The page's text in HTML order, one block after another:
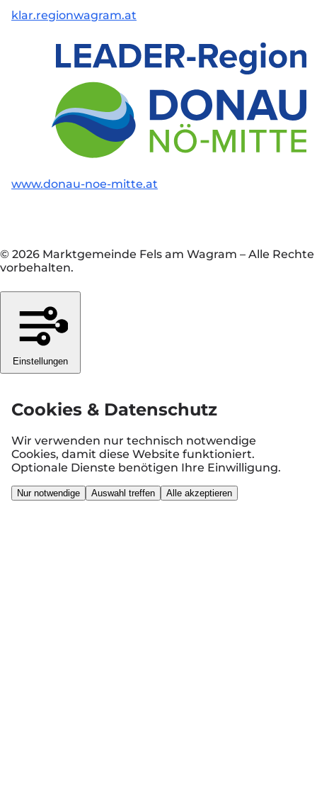
klar.regionwagram.at
www.donau-noe-mitte.at
© 2026 Marktgemeinde Fels am Wagram – Alle Rechte
vorbehalten.
Einstellungen
Cookies & Datenschutz
Wir verwenden nur technisch notwendige
Cookies, damit diese Website funktioniert.
Optionale Dienste benötigen Ihre Einwilligung.
Nur notwendige Auswahl treffen Alle akzeptieren